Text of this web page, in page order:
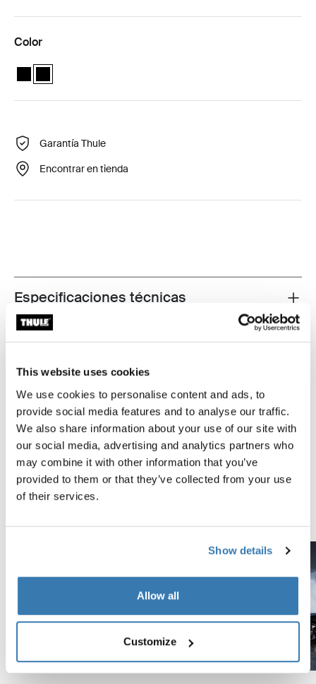
This website uses cookies
We use cookies to personalise content and ads, to
provide social media features and to analyse our traffic.
We also share information about your use of our site with
our social media, advertising and analytics partners who
may combine it with other information that you’ve
provided to them or that they’ve collected from your use
of their services.
Show details
Allow all
Customize
Color
Thule Fixpoint extension pads Negro
Thule Fixpoint extension pads Negro (selected)
Garantía Thule
Encontrar en tienda
Toggle techspec
Especificaciones técnicas
Suecia, los productos son sometidos a pruebas
extremas. Nuestros sistemas de portaequipajes están
diseñados para cargar tus equipos y ser instalados de
la forma más segura y firme posible. A continuación, te
contamos algunas de las tantas pruebas que
realizamos.